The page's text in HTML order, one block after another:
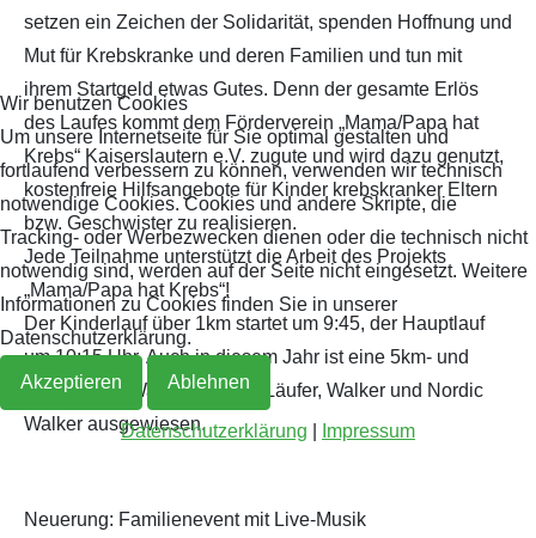
setzen ein Zeichen der Solidarität, spenden Hoffnung und
Mut für Krebskranke und deren Familien und tun mit
ihrem Startgeld etwas Gutes. Denn der gesamte Erlös
des Laufes kommt dem Förderverein „Mama/Papa hat
Krebs“ Kaiserslautern e.V. zugute und wird dazu genutzt,
kostenfreie Hilfsangebote für Kinder krebskranker Eltern
bzw. Geschwister zu realisieren.
Jede Teilnahme unterstützt die Arbeit des Projekts
„Mama/Papa hat Krebs“!
Der Kinderlauf über 1km startet um 9:45, der Hauptlauf
um 10:15 Uhr. Auch in diesem Jahr ist eine 5km- und
einen 10km-Waldstrecke für Läufer, Walker und Nordic
Walker ausgewiesen.
Neuerung: Familienevent mit Live-Musik
Wir benutzen Cookies
Um unsere Internetseite für Sie optimal gestalten und
fortlaufend verbessern zu können, verwenden wir technisch
notwendige Cookies. Cookies und andere Skripte, die
Tracking- oder Werbezwecken dienen oder die technisch nicht
notwendig sind, werden auf der Seite nicht eingesetzt. Weitere
Informationen zu Cookies finden Sie in unserer
Datenschutzerklärung.
Akzeptieren Ablehnen
Datenschutzerklärung Impressum